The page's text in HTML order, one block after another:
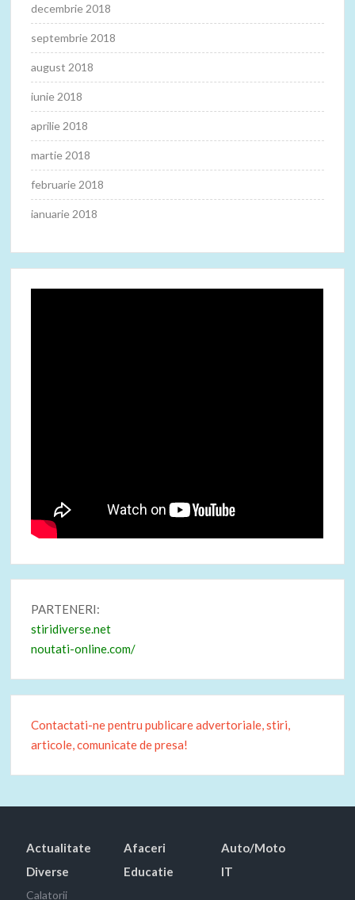
decembrie 2018
septembrie 2018
august 2018
iunie 2018
aprilie 2018
martie 2018
februarie 2018
ianuarie 2018
PARTENERI:
stiridiverse.net
noutati-online.com/
Contactati-ne pentru publicare advertoriale, stiri,
articole, comunicate de presa!
Actualitate Afaceri
Auto/Moto
Diverse
Calatorii
Educatie IT